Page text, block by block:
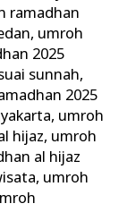
ramadhan
, umroh
2025
sunnah,
2025
, umroh
hijaz, umroh
al hijaz
, umroh